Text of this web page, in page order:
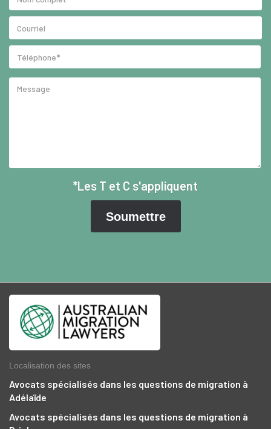
*Les T et C s'appliquent
Localisation des sites
Avocats spécialisés dans les questions de migration à
Adélaïde
Avocats spécialisés dans les questions de migration à